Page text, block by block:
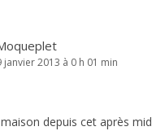
janvier 2013 à 0 h 01 min
depuis cet après